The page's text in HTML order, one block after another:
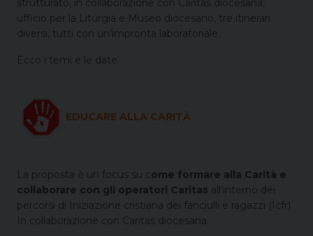
ufficio per la Liturgia e Museo diocesano, tre itinerari
diversi, tutti con un’impronta laboratoriale.
Ecco i temi e le date.
EDUCARE ALLA CARITÀ
La proposta è un focus su come formare alla Carità e
collaborare con gli operatori Caritas all’interno dei
percorsi di Iniziazione cristiana dei fanciulli e ragazzi (Icfr).
In collaborazione con Caritas diocesana.